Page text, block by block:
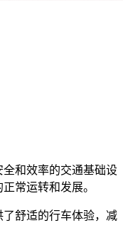
和效率的交通基础设
常运转和发展。
舒适的行车体验，减